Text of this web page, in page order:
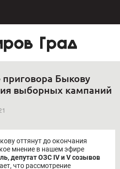
приговора Быкову
выборных кампаний
оттянут до окончания
мнение в нашем эфире
депутат ОЗС IV и V созывов
что рассмотрение